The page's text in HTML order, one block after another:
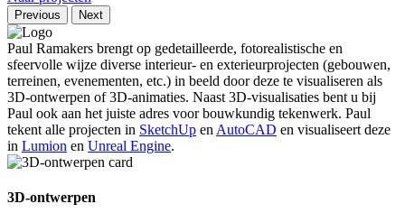
Previous Next
Paul Ramakers brengt op gedetailleerde, fotorealistische en
sfeervolle wijze diverse interieur- en exterieurprojecten (gebouwen,
terreinen, evenementen, etc.) in beeld door deze te visualiseren als
3D-ontwerpen of 3D-animaties. Naast 3D-visualisaties bent u bij
Paul ook aan het juiste adres voor bouwkundig tekenwerk. Paul
tekent alle projecten in SketchUp en AutoCAD en visualiseert deze
in Lumion en Unreal Engine.
3D-ontwerpen